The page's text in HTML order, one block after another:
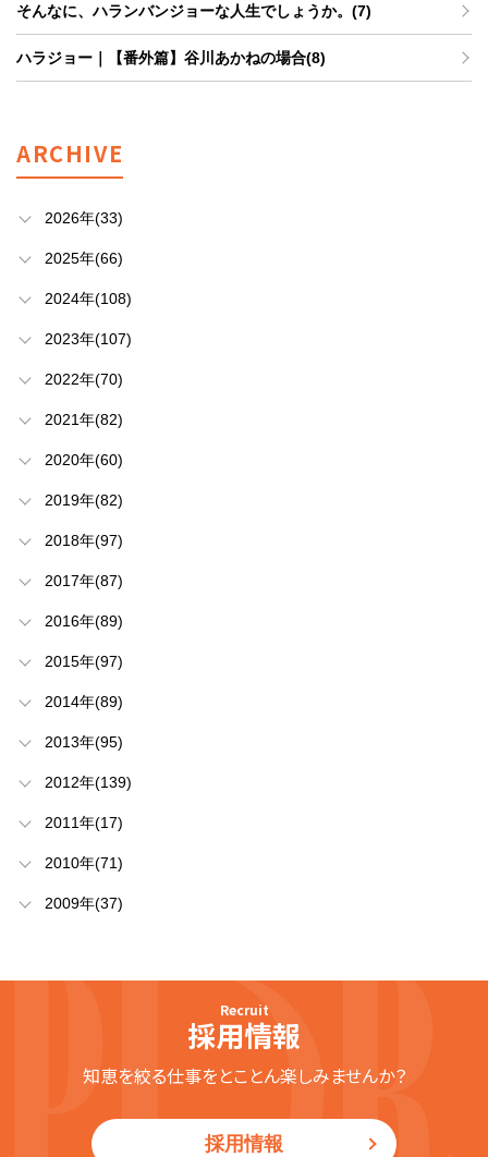
そんなに、ハランバンジョーな人生でしょうか。(7)
ハラジョー｜【番外篇】谷川あかねの場合(8)
ARCHIVE
2026年(33)
2025年(66)
2024年(108)
2023年(107)
2022年(70)
2021年(82)
2020年(60)
2019年(82)
2018年(97)
2017年(87)
2016年(89)
2015年(97)
2014年(89)
2013年(95)
2012年(139)
2011年(17)
2010年(71)
2009年(37)
Recruit
採用情報
知恵を絞る仕事をとことん楽しみませんか？
採用情報